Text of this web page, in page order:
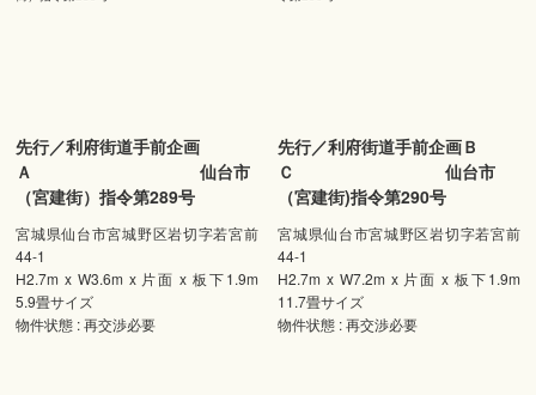
先行／利府街道手前企画
Ａ 仙台市
（宮建街）指令第289号
宮城県仙台市宮城野区岩切字若宮前
44-1
H2.7m x W3.6m x 片面 x 板下1.9m
5.9畳サイズ
物件状態 : 再交渉必要
先行／利府街道手前企画Ｂ
Ｃ 仙台市
（宮建街)指令第290号
宮城県仙台市宮城野区岩切字若宮前
44-1
H2.7m x W7.2m x 片面 x 板下1.9m
11.7畳サイズ
物件状態 : 再交渉必要